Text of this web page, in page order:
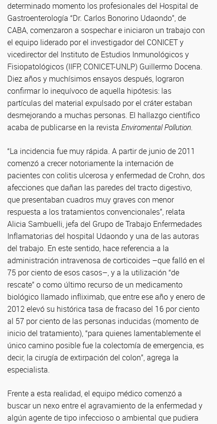
determinado momento los profesionales del Hospital de
Gastroenterología “Dr. Carlos Bonorino Udaondo”, de
CABA, comenzaron a sospechar e iniciaron un trabajo con
el equipo liderado por el investigador del CONICET y
vicedirector del Instituto de Estudios Inmunológicos y
Fisiopatológicos (IIFP, CONICET-UNLP) Guillermo Docena.
Diez años y muchísimos ensayos después, lograron
confirmar lo inequívoco de aquella hipótesis: las
partículas del material expulsado por el cráter estaban
desmejorando a muchas personas. El hallazgo científico
acaba de publicarse en la revista Enviromental Pollution.
“La incidencia fue muy rápida. A partir de junio de 2011
comenzó a crecer notoriamente la internación de
pacientes con colitis ulcerosa y enfermedad de Crohn, dos
afecciones que dañan las paredes del tracto digestivo,
que presentaban cuadros muy graves con menor
respuesta a los tratamientos convencionales”, relata
Alicia Sambuelli, jefa del Grupo de Trabajo Enfermedades
Inflamatorias del hospital Udaondo y una de las autoras
del trabajo. En este sentido, hace referencia a la
administración intravenosa de corticoides –que falló en el
75 por ciento de esos casos–, y a la utilización “de
rescate” o como último recurso de un medicamento
biológico llamado infliximab, que entre ese año y enero de
2012 elevó su histórica tasa de fracaso del 16 por ciento
al 57 por ciento de las personas inducidas (momento de
inicio del tratamiento), “para quienes lamentablemente el
único camino posible fue la colectomía de emergencia, es
decir, la cirugía de extirpación del colon”, agrega la
especialista.
Frente a esta realidad, el equipo médico comenzó a
buscar un nexo entre el agravamiento de la enfermedad y
algún agente de tipo infeccioso o ambiental que pudiera